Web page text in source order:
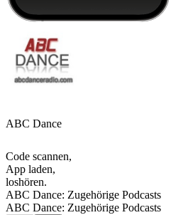
ABC Dance
Code scannen,
App laden,
loshören.
ABC Dance: Zugehörige Podcasts
ABC Dance: Zugehörige Podcasts